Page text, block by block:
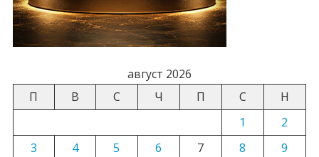
август 2026
П
В С Ч П С
Н
1
2
3
4 5 6 7 8
9